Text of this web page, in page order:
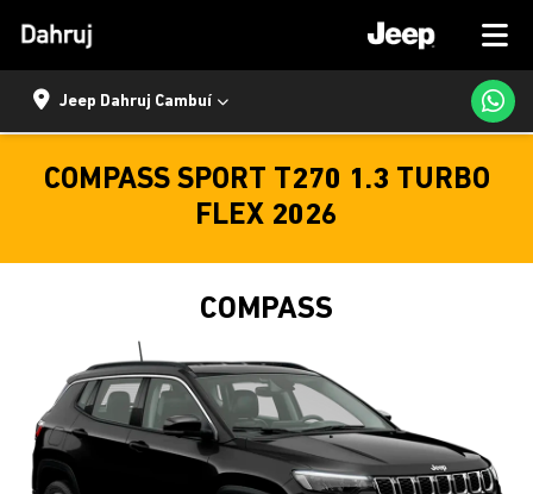
Jeep Dahruj Cambuí
COMPASS SPORT T270 1.3 TURBO
FLEX 2026
COMPASS